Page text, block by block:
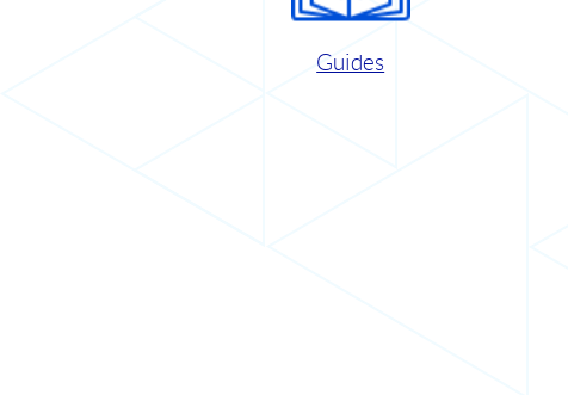
Guides